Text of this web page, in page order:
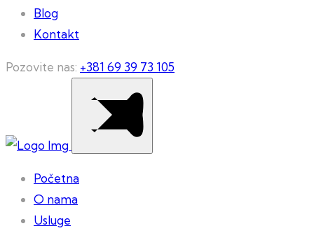
Blog
Kontakt
Pozovite nas: +381 69 39 73 105
Početna
O nama
Usluge